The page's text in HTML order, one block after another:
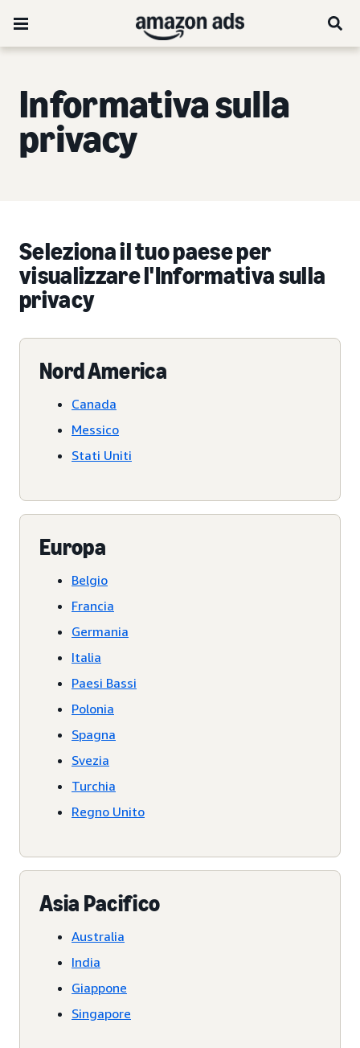
Informativa sulla
privacy
Seleziona il tuo paese per
visualizzare l'Informativa sulla
privacy
Nord America
Canada
Messico
Stati Uniti
Europa
Belgio
Francia
Germania
Italia
Paesi Bassi
Polonia
Spagna
Svezia
Turchia
Regno Unito
Asia Pacifico
Australia
India
Giappone
Singapore